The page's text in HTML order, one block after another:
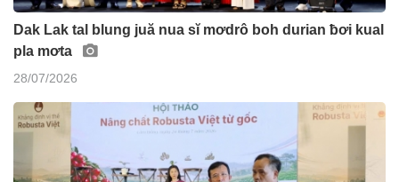
Dak Lak tal blung juă nua sĭ mơdrô boh durian ƀơi kual
pla mơta
28/07/2026